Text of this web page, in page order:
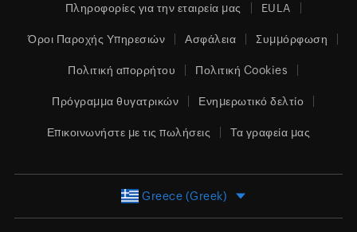
Πληροφορίες για την εταιρεία μας EULA
Όροι Παροχής Υπηρεσιών Ασφάλεια Συμμόρφωση
Πολιτική απορρήτου Πολιτική Cookies
Πρόγραμμα θυγατρικών Ενημερωτικό δελτίο
Επικοινωνήστε με τις πωλήσεις Τα γραφεία μας
Greece (Greek)